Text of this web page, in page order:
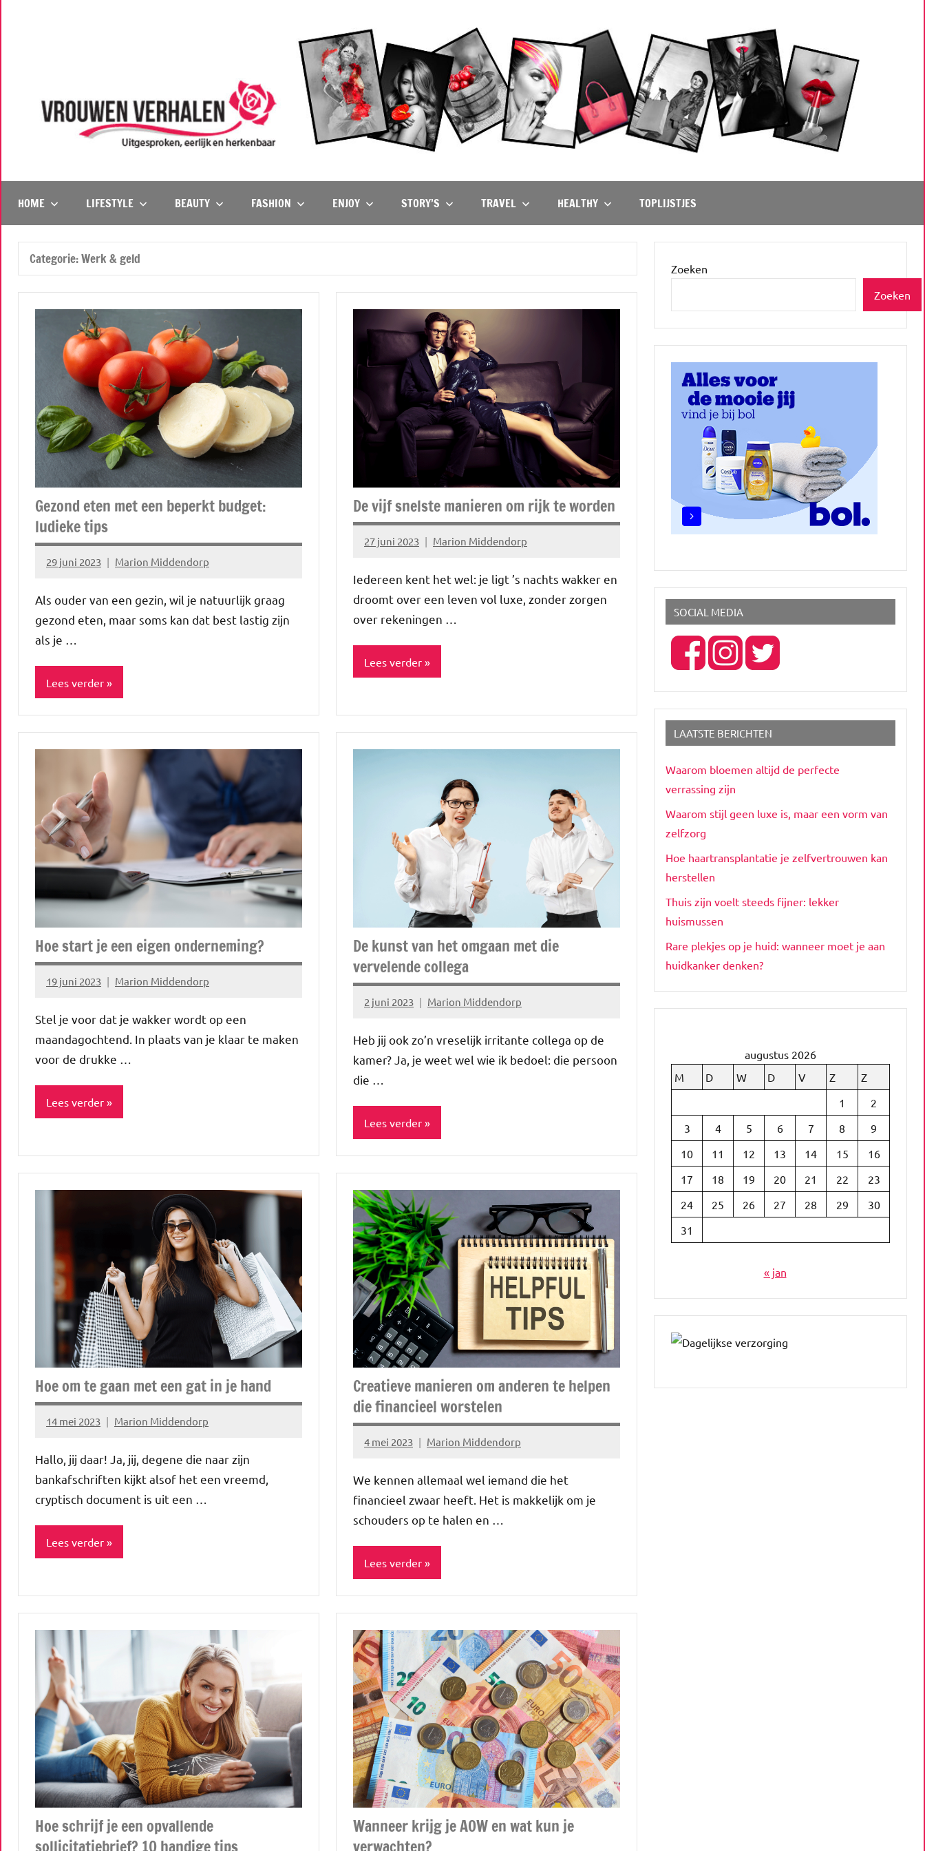
Vrouwenverhalen
eerlijk
en
HOME LIFESTYLE BEAUTY FASHION ENJOY STORY’S TRAVEL HEALTHY TOPLIJSTJES
Categorie:Werk & geld
Gezond eten met een beperkt budget:
ludieke tips
29 juni 2023 Marion Middendorp
Geen
Als ouder van een gezin, wil je natuurlijk graag
gezond eten, maar soms kan dat best lastig zijn
als je …
Lees verder
drinks
Gezond
leven
Healthy
geld
De vijf snelste manieren om rijk te worden
27 juni 2023 Marion Middendorp
Geen
Iedereen kent het wel: je ligt ’s nachts wakker en
droomt over een leven vol luxe, zonder zorgen
over rekeningen …
Lees verder
Lifestyle
Hoe start je een eigen onderneming?
19 juni 2023 Marion Middendorp
Geen
Stel je voor dat je wakker wordt op een
maandagochtend. In plaats van je klaar te maken
voor de drukke …
Lees verder
Inspiratie
Werk
geld
De kunst van het omgaan met die
vervelende collega
2 juni 2023 Marion Middendorp
Geen
Heb jij ook zo’n vreselijk irritante collega op de
kamer? Ja, je weet wel wie ik bedoel: die persoon
die …
Lees verder
Lifestyle
Werk
&
geld
Hoe om te gaan met een gat in je hand
14 mei 2023 Marion Middendorp
Geen
Hallo, jij daar! Ja, jij, degene die naar zijn
bankafschriften kijkt alsof het een vreemd,
cryptisch document is uit een …
Lees verder
Hebbedingen
& gadgets
Lifestyle
Werk
&
geld
Creatieve manieren om anderen te helpen
die financieel worstelen
4 mei 2023 Marion Middendorp
Geen
We kennen allemaal wel iemand die het
financieel zwaar heeft. Het is makkelijk om je
schouders op te halen en …
Lees verder
Lifestyle
Spiritualiteit
Spiritualiteit
&
minfullness
Werk
&
geld
Hoe schrijf je een opvallende
sollicitatiebrief? 10 handige tips
Wanneer krijg je AOW en wat kun je
verwachten?
Zoeken
Zoeken
SOCIAL MEDIA
LAATSTE BERICHTEN
Waarom bloemen altijd de perfecte
verrassing zijn
Waarom stijl geen luxe is, maar een vorm van
zelfzorg
Hoe haartransplantatie je zelfvertrouwen kan
herstellen
Thuis zijn voelt steeds fijner: lekker
huismussen
Rare plekjes op je huid: wanneer moet je aan
huidkanker denken?
augustus 2026
M
D W D V Z
Z
1
2
3
4 5 6 7 8
9
10
11 12 13 14 15
16
17
18 19 20 21 22
23
24
25 26 27 28 29
30
31
« jan